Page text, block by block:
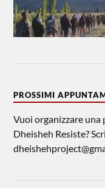
PROSSIMI
Vuoi organizzare una
Dheisheh Resiste?